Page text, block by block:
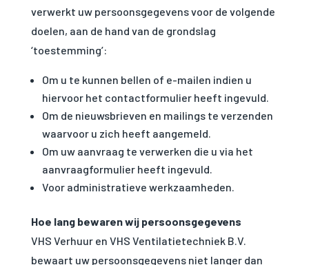
verwerkt uw persoonsgegevens voor de volgende
doelen, aan de hand van de grondslag
‘toestemming’:
Om u te kunnen bellen of e-mailen indien u
hiervoor het contactformulier heeft ingevuld.
Om de nieuwsbrieven en mailings te verzenden
waarvoor u zich heeft aangemeld.
Om uw aanvraag te verwerken die u via het
aanvraagformulier heeft ingevuld.
Voor administratieve werkzaamheden.
Hoe lang bewaren wij persoonsgegevens
VHS Verhuur en VHS Ventilatietechniek B.V.
bewaart uw persoonsgegevens niet langer dan